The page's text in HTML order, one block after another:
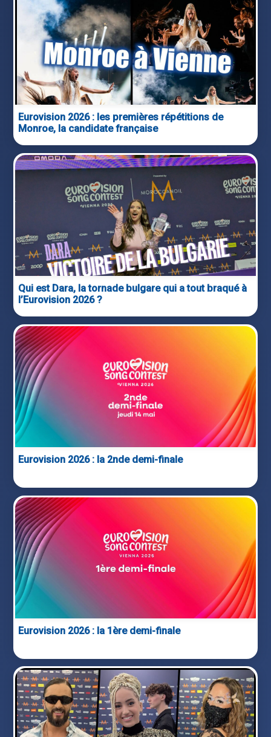
Eurovision 2026 : les premières répétitions de
Monroe, la candidate française
Qui est Dara, la tornade bulgare qui a tout braqué à
l’Eurovision 2026 ?
Eurovision 2026 : la 2nde demi-finale
Eurovision 2026 : la 1ère demi-finale